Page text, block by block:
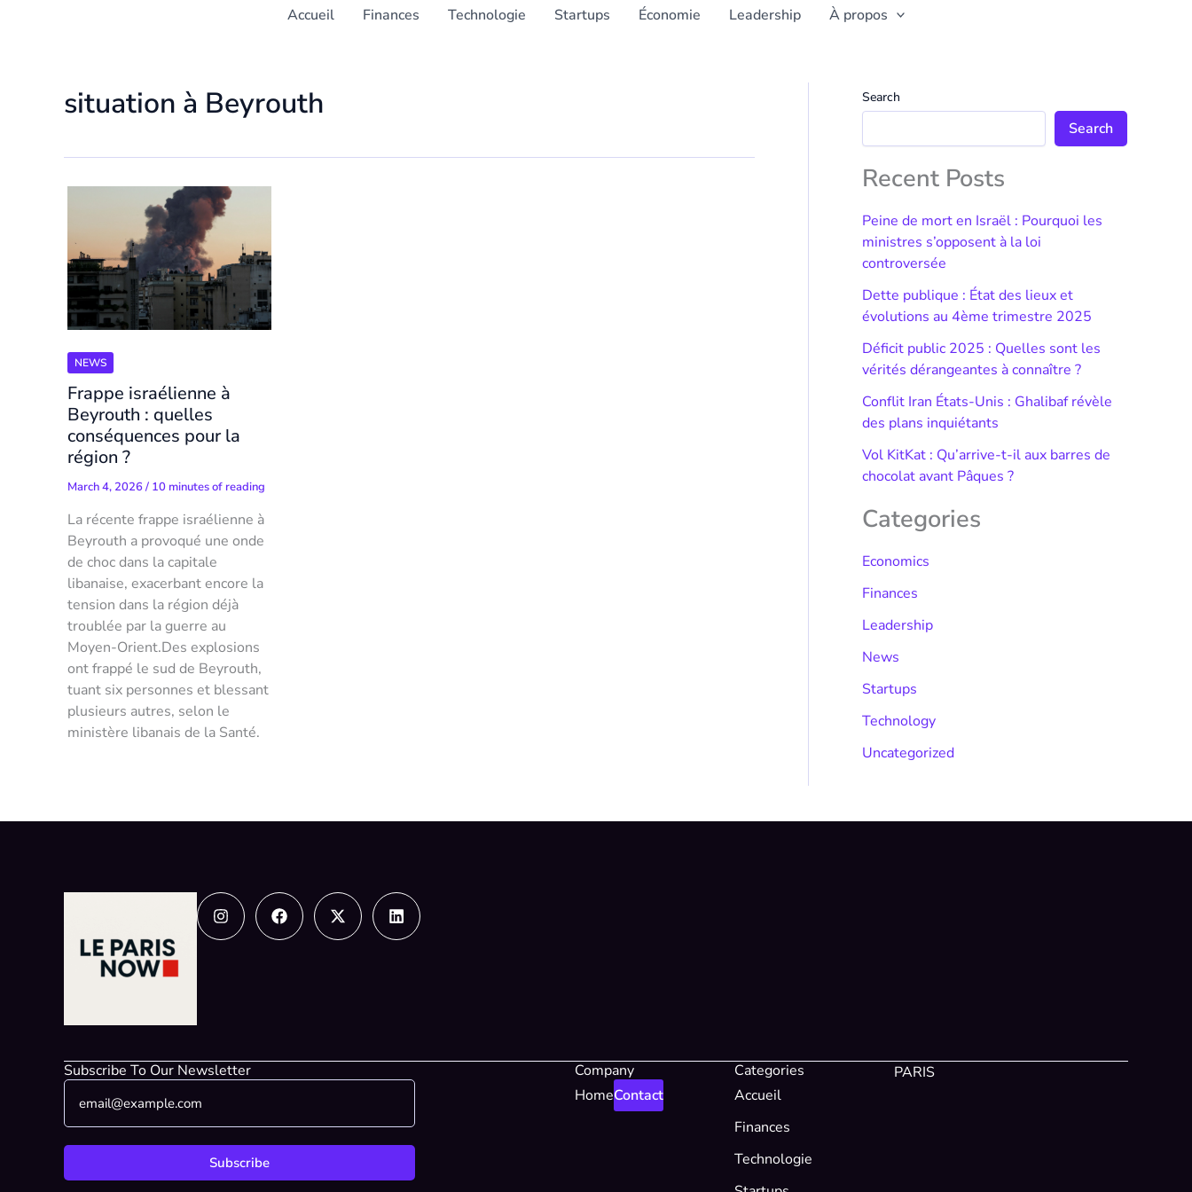
Accueil Finances Technologie Startups Économie Leadership À propos
situation à Beyrouth
NEWS
Frappe israélienne à
Beyrouth : quelles
conséquences pour la
région ?
March 4, 2026/ 10 minutes of reading
La récente frappe israélienne à
Beyrouth a provoqué une onde
de choc dans la capitale
libanaise, exacerbant encore la
tension dans la région déjà
troublée par la guerre au
Moyen-Orient.Des explosions
ont frappé le sud de Beyrouth,
tuant six personnes et blessant
plusieurs autres, selon le
ministère libanais de la Santé.
Search
Search
Recent Posts
Peine de mort en Israël : Pourquoi les
ministres s’opposent à la loi
controversée
Dette publique : État des lieux et
évolutions au 4ème trimestre 2025
Déficit public 2025 : Quelles sont les
vérités dérangeantes à connaître ?
Conflit Iran États-Unis : Ghalibaf révèle
des plans inquiétants
Vol KitKat : Qu’arrive-t-il aux barres de
chocolat avant Pâques ?
Categories
Economics
Finances
Leadership
News
Startups
Technology
Uncategorized
InstagramFacebookX-
twitter
Linkedin
Subscribe To Our Newsletter
E
a
i
E
E
a
*
Subscribe
Company
HomeContact
Categories
Accueil
Finances
Technologie
PARIS